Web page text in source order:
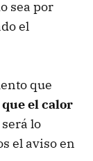
sea por
el
que
el calor
será lo
el aviso en